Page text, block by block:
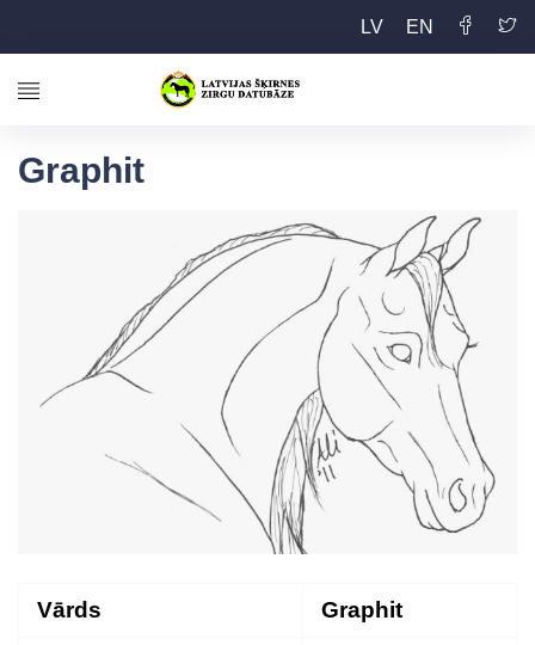
LV EN
Graphit
Vārds Graphit